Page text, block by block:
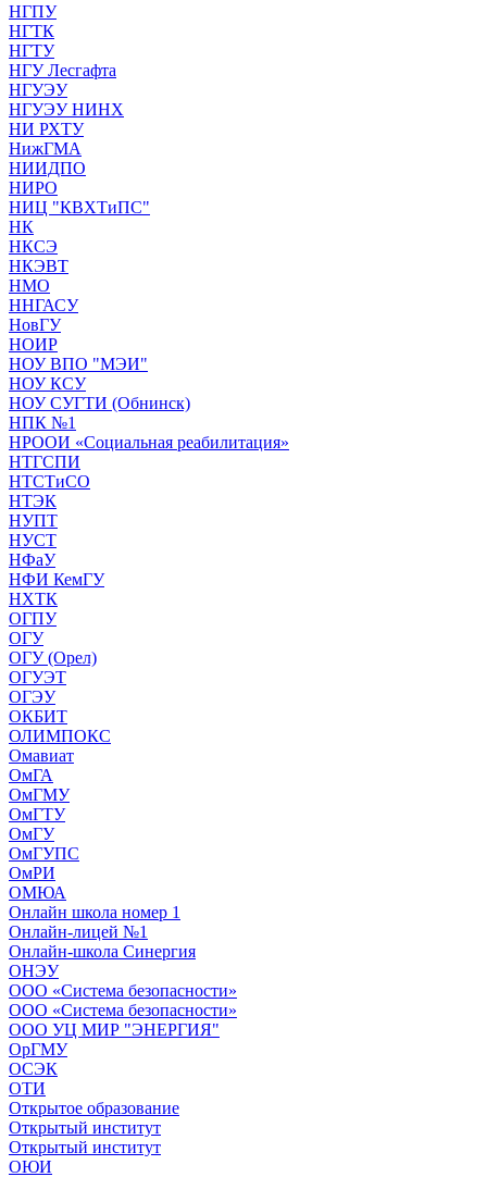
НГПУ
НГТК
НГТУ
НГУ Лесгафта
НГУЭУ
НГУЭУ НИНХ
НИ РХТУ
НижГМА
НИИДПО
НИРО
НИЦ "КВХТиПС"
НК
НКСЭ
НКЭВТ
НМО
ННГАСУ
НовГУ
НОИР
НОУ ВПО "МЭИ"
НОУ КСУ
НОУ СУГТИ (Обнинск)
НПК №1
НРООИ «Социальная реабилитация»
НТГСПИ
НТСТиСО
НТЭК
НУПТ
НУСТ
НФаУ
НФИ КемГУ
НХТК
ОГПУ
ОГУ
ОГУ (Орел)
ОГУЭТ
ОГЭУ
ОКБИТ
ОЛИМПОКС
Омавиат
ОмГА
ОмГМУ
ОмГТУ
ОмГУ
ОмГУПС
ОмРИ
ОМЮА
Онлайн школа номер 1
Онлайн-лицей №1
Онлайн-школа Синергия
ОНЭУ
ООО «Система безопасности»
ООО «Система безопасности»
ООО УЦ МИР "ЭНЕРГИЯ"
ОрГМУ
ОСЭК
ОТИ
Открытое образование
Открытый институт
Открытый институт
ОЮИ